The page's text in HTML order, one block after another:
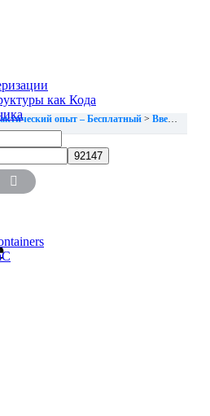
как Кода
опыт – Бесплатный Введение